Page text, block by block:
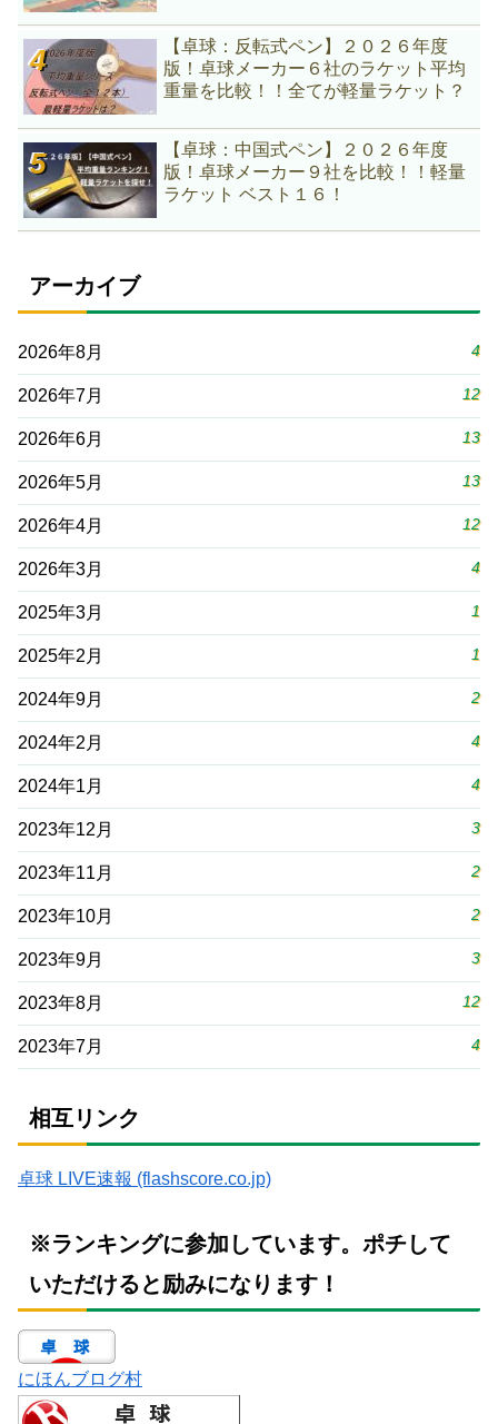
【卓球：反転式ペン】２０２６年度
版！卓球メーカー６社のラケット平均
重量を比較！！全てが軽量ラケット？
【卓球：中国式ペン】２０２６年度
版！卓球メーカー９社を比較！！軽量
ラケット ベスト１６！
アーカイブ
2026年8月 4
2026年7月 12
2026年6月 13
2026年5月 13
2026年4月 12
2026年3月 4
2025年3月 1
2025年2月 1
2024年9月 2
2024年2月 4
2024年1月 4
2023年12月 3
2023年11月 2
2023年10月 2
2023年9月 3
2023年8月 12
2023年7月 4
相互リンク
卓球 LIVE速報 (flashscore.co.jp)
※ランキングに参加しています。ポチして
いただけると励みになります！
にほんブログ村